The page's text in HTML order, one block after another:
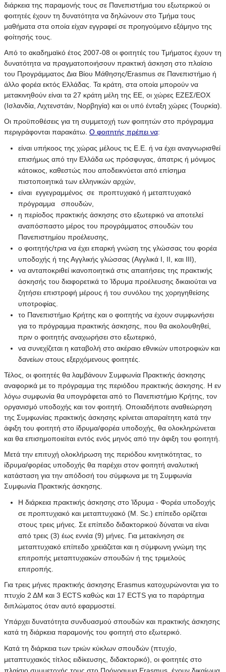
διάρκεια της παραμονής τους σε Πανεπιστήμια του εξωτερικού οι
φοιτητές έχουν τη δυνατότητα να δηλώνουν στο Τμήμα τους
μαθήματα στα οποία είχαν εγγραφεί σε προηγούμενο εξάμηνο της
φοίτησής τους.
Από το ακαδημαϊκό έτος 2007-08 οι φοιτητές του Τμήματος έχουν τη
δυνατότητα να πραγματοποιήσουν πρακτική άσκηση στο πλαίσιο
του Προγράμματος Δια Βίου Μάθησης/Erasmus σε Πανεπιστήμιο ή
άλλο φορέα εκτός Ελλάδας. Τα κράτη, στα οποία μπορούν να
μετακινηθούν είναι τα 27 κράτη μέλη της ΕΕ, οι χώρες ΕΖΕΣ/ΕΟΧ
(Ισλανδία, Λιχτενστάιν, Νορβηγία) και οι υπό ένταξη χώρες (Τουρκία).
Οι προϋποθέσεις για τη συμμετοχή των φοιτητών στο πρόγραμμα
περιγράφονται παρακάτω. Ο φοιτητής πρέπει να:
είναι υπήκοος της χώρας μέλους τις Ε.Ε. ή να έχει αναγνωρισθεί
επισήμως από την Ελλάδα ως πρόσφυγας, άπατρις ή μόνιμος
κάτοικος, καθεστώς που αποδεικνύεται από επίσημα
πιστοποιητικά των ελληνικών αρχών,
είναι εγγεγραμμένος σε προπτυχιακό ή μεταπτυχιακό
πρόγραμμα σπουδών,
η περίοδος πρακτικής άσκησης στο εξωτερικό να αποτελεί
αναπόσπαστο μέρος του προγράμματος σπουδών του
Πανεπιστημίου προέλευσης,
ο φοιτητής/τρια να έχει επαρκή γνώση της γλώσσας του φορέα
υποδοχής ή της Αγγλικής γλώσσας (Αγγλικά Ι, ΙΙ, και ΙΙΙ),
να ανταποκριθεί ικανοποιητικά στις απαιτήσεις της πρακτικής
άσκησής του διαφορετικά το Ίδρυμα προέλευσης δικαιούται να
ζητήσει επιστροφή μέρους ή του συνόλου της χορηγηθείσης
υποτροφίας.
το Πανεπιστήμιο Κρήτης και ο φοιτητής να έχουν συμφωνήσει
για το πρόγραμμα πρακτικής άσκησης, που θα ακολουθηθεί,
πριν ο φοιτητής αναχωρήσει στο εξωτερικό,
να συνεχίζεται η καταβολή στο ακέραιο εθνικών υποτροφιών και
δανείων στους εξερχόμενους φοιτητές.
Τέλος, οι φοιτητές θα λαμβάνουν Συμφωνία Πρακτικής άσκησης
αναφορικά με το πρόγραμμα της περιόδου πρακτικής άσκησης. Η εν
λόγω συμφωνία θα υπογράφεται από το Πανεπιστήμιο Κρήτης, τον
οργανισμό υποδοχής και τον φοιτητή. Οποιαδήποτε αναθεώρηση
της Συμφωνίας πρακτικής άσκησης κρίνεται απαραίτητη κατά την
άφιξη του φοιτητή στο ίδρυμα/φορέα υποδοχής, θα ολοκληρώνεται
και θα επισημοποιείται εντός ενός μηνός από την άφιξη του φοιτητή.
Μετά την επιτυχή ολοκλήρωση της περιόδου κινητικότητας, το
ίδρυμα/φορέας υποδοχής θα παρέχει στον φοιτητή αναλυτική
κατάσταση για την απόδοσή του σύμφωνα με τη Συμφωνία
Συμφωνία Πρακτικής άσκησης.
Η διάρκεια πρακτικής άσκησης στο Ίδρυμα - Φορέα υποδοχής
σε προπτυχιακό και μεταπτυχιακό (Μ. Sc.) επίπεδο ορίζεται
στους τρεις μήνες. Σε επίπεδο διδακτορικού δύναται να είναι
από τρεις (3) έως εννέα (9) μήνες. Για μετακίνηση σε
μεταπτυχιακό επίπεδο χρειάζεται και η σύμφωνη γνώμη της
επιτροπής μεταπτυχιακών σπουδών ή της τριμελούς
επιτροπής.
Για τρεις μήνες πρακτικής άσκησης Erasmus κατοχυρώνονται για το
πτυχίο 2 ΔΜ και 3 ECTS καθώς και 17 ECTS για το παράρτημα
διπλώματος όταν αυτό εφαρμοστεί.
Υπάρχει δυνατότητα συνδυασμού σπουδών και πρακτικής άσκησης
κατά τη διάρκεια παραμονής του φοιτητή στο εξωτερικό.
Κατά τη διάρκεια των τριών κύκλων σπουδών (πτυχίο,
μεταπτυχιακός τίτλος ειδίκευσης, διδακτορικό), οι φοιτητές στο
πλαίσιο συμμετοχής τους στο Πρόγραμμα Erasmus, έχουν δικαίωμα